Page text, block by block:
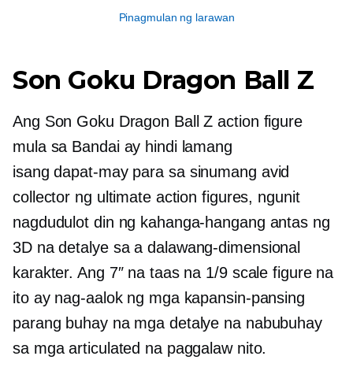
Pinagmulan ng larawan
Son Goku Dragon Ball Z
Ang Son Goku Dragon Ball Z action figure
mula sa Bandai ay hindi lamang
isangdapat-maypara sa sinumang avid
collector ng ultimate action figures, ngunit
nagdudulot din ng kahanga-hangang antas ng
3D na detalye sa adalawang-dimensional
karakter. Ang 7″ na taas na 1/9 scale figure na
ito ay nag-aalok ng mga kapansin-pansing
parang buhay na mga detalye na nabubuhay
sa mga articulated na paggalaw nito.